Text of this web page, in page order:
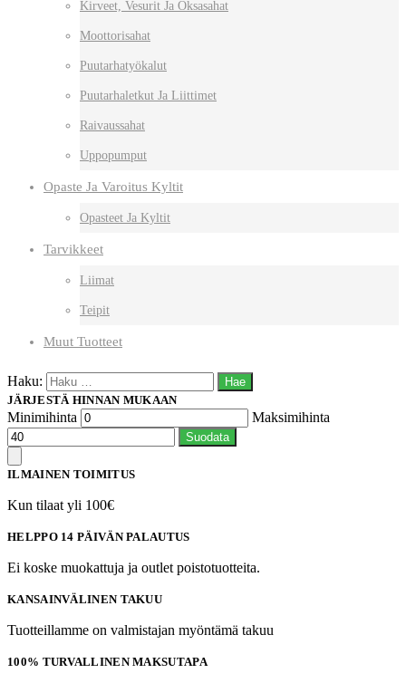
Kirveet, Vesurit Ja Oksasahat
Moottorisahat
Puutarhatyökalut
Puutarhaletkut Ja Liittimet
Raivaussahat
Uppopumput
Opaste Ja Varoitus Kyltit
Opasteet Ja Kyltit
Tarvikkeet
Liimat
Teipit
Muut Tuotteet
Haku:
JÄRJESTÄ HINNAN MUKAAN
Minimihinta Maksimihinta
Suodata
ILMAINEN TOIMITUS
Kun tilaat yli 100€
HELPPO 14 PÄIVÄN PALAUTUS
Ei koske muokattuja ja outlet poistotuotteita.
KANSAINVÄLINEN TAKUU
Tuotteillamme on valmistajan myöntämä takuu
100% TURVALLINEN MAKSUTAPA